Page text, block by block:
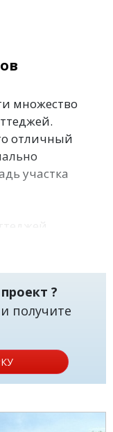
множество
отличный
участка
- от
- только
вы не
вам
проекты, но и
проект,
Наши
?
получите